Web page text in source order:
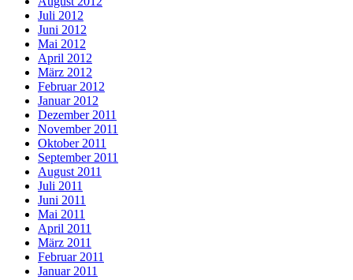
Juli 2012
Juni 2012
Mai 2012
April 2012
März 2012
Februar 2012
Januar 2012
Dezember 2011
November 2011
Oktober 2011
September 2011
August 2011
Juli 2011
Juni 2011
Mai 2011
April 2011
März 2011
Februar 2011
Januar 2011